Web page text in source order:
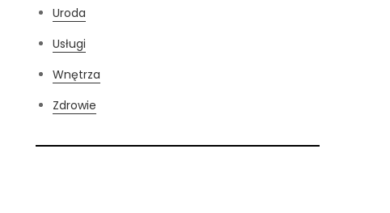
Uroda
Usługi
Wnętrza
Zdrowie